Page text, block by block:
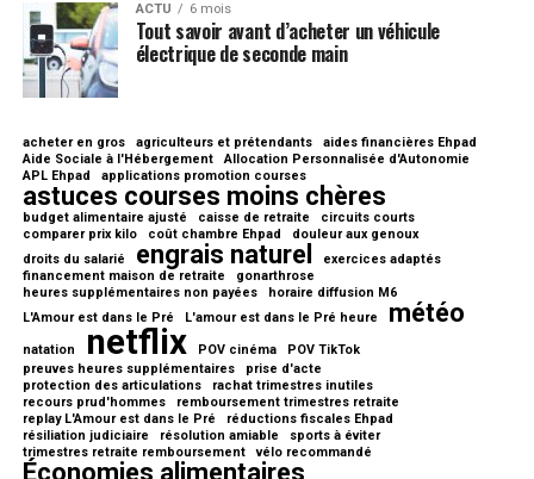
ACTU 6 mois
Tout savoir avant d’acheter un véhicule
électrique de seconde main
acheter en gros agriculteurs et prétendants
aides financières Ehpad
Aide Sociale à l'Hébergement
Allocation Personnalisée d'Autonomie
APL Ehpad
applications promotion courses
astuces courses moins chères
budget alimentaire ajusté caisse de retraite
circuits courts
comparer prix kilo
coût chambre Ehpad
douleur aux genoux
droits du salarié
engrais naturel
exercices adaptés
financement maison de retraite
gonarthrose
heures supplémentaires non payées
horaire diffusion M6
L'Amour est dans le Pré
L'amour est dans le Pré heure météo
natation netflix POV cinéma
POV TikTok
preuves heures supplémentaires
prise d'acte
protection des articulations
rachat trimestres inutiles
recours prud'hommes
remboursement trimestres retraite
replay L'Amour est dans le Pré
réductions fiscales Ehpad
résiliation judiciaire
résolution amiable
sports à éviter
trimestres retraite remboursement
vélo recommandé
Économies alimentaires